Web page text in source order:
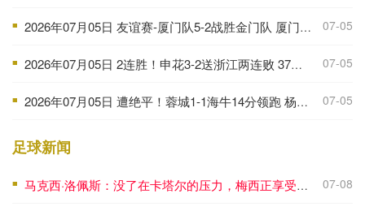
■ 2026年07月05日 友谊赛-厦门队5-2战胜金门队 厦门队五人破门林世捷造王梓岩乌龙 07-05
■ 2026年07月05日 2连胜！申花3-2送浙江两连败 37岁吴曦双响拉唐点射 王钰栋破门 07-05
■ 2026年07月05日 遭绝平！蓉城1-1海牛14分领跑 杨明洋建功杨聪救主 海牛仍倒数第3 07-05
足球新闻
■ 马克西·洛佩斯：没了在卡塔尔的压力，梅西正享受比赛且内心快乐 07-08